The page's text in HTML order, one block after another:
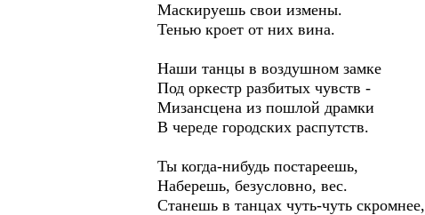
Маскируешь свои измены.
Тенью кроет от них вина.
Наши танцы в воздушном замке
Под оркестр разбитых чувств -
Мизансцена из пошлой драмки
В череде городских распутств.
Ты когда-нибудь постареешь,
Наберешь, безусловно, вес.
Станешь в танцах чуть-чуть скромнее,